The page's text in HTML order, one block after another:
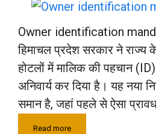
Owner identification
हिमाचल प्रदेश सरकार ने राज्य
होटलों में मालिक की पहचान
अनिवार्य कर दिया है। यह नया
समान है, जहां पहले से ऐसा
Read more